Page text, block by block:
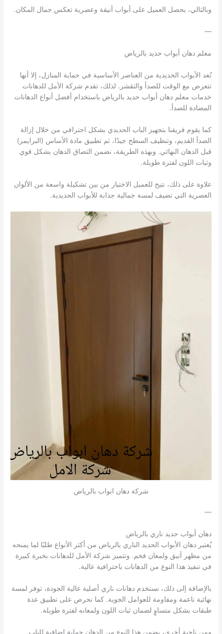
وبالتالي، يحصل العميل على أبواب أنيقة وعصرية تعكس جمال المكان.
—
معلم دهان أبواب حديد بالرياض
تُعد الأبواب الحديدية من العناصر الأساسية في حماية المنازل، إلا أنها
تتعرض مع الوقت للصدأ والتقشر. لذلك، تقدم شركة الأمل للدهانات
خدمات معلم دهان أبواب حديد بالرياض باستخدام أفضل أنواع الدهانات
المضادة للصدأ.
كما يقوم فريقنا بتجهيز الباب الحديدي بشكل احترافي من خلال إزالة
الصدأ القديم، وتنظيف السطح جيدًا، ثم تطبيق مادة الأساس (البرايمر)
قبل الدهان النهائي. وبهذه الطريقة، نضمن التصاق الدهان بشكل قوي
وثبات اللون لفترة طويلة.
علاوة على ذلك، نتيح للعميل الاختيار من بين تشكيلة واسعة من الألوان
العصرية التي تضيف لمسة جمالية جذابة للأبواب الحديدية.
شركة دهان ابواب بالرياض
—
دهان أبواب حديد ناري بالرياض
يُعتبر دهان الأبواب الحديد الناري بالرياض من أكثر الأنواع طلبًا لما يمنحه
من مظهر أنيق ولمعان فخم. وتتميز شركة الأمل للدهانات بخبرة كبيرة
في تنفيذ هذا النوع من الدهانات باحترافية عالية.
بالإضافة إلى ذلك، نستخدم دهانات ناري أصلية عالية الجودة، توفر لمسة
نهائية ناعمة ومقاومة للعوامل الجوية. كما نحرص على تطبيق عدة
طبقات بشكل متساوٍ لضمان ثبات اللون ولمعانه لفترة طويلة.
ومن ناحية أخرى، يضمن هذا النوع من الدهان حماية إضافية للباب